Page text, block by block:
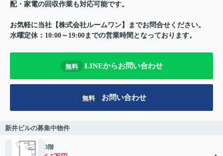
配・家電の回収作業も対応可能です。
お気軽に当社【株式会社ルームワン】までお問合せください。
水曜定休：10:00～19:00までの営業時間となっております。
無料 LINEからお問い合わせ
無料 お問い合わせ
新井ビルの募集中物件
3階